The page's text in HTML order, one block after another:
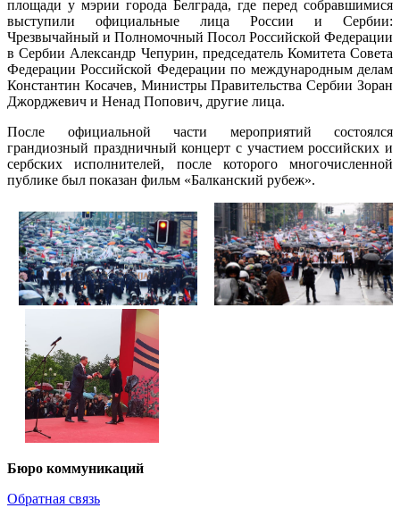
площади у мэрии города Белграда, где перед собравшимися
выступили официальные лица России и Сербии:
Чрезвычайный и Полномочный Посол Российской Федерации
в Сербии Александр Чепурин, председатель Комитета Совета
Федерации Российской Федерации по международным делам
Константин Косачев, Министры Правительства Сербии Зоран
Джорджевич и Ненад Попович, другие лица.
После официальной части мероприятий состоялся
грандиозный праздничный концерт с участием российских и
сербских исполнителей, после которого многочисленной
публике был показан фильм «Балканский рубеж».
Бюро коммуникаций
Обратная связь